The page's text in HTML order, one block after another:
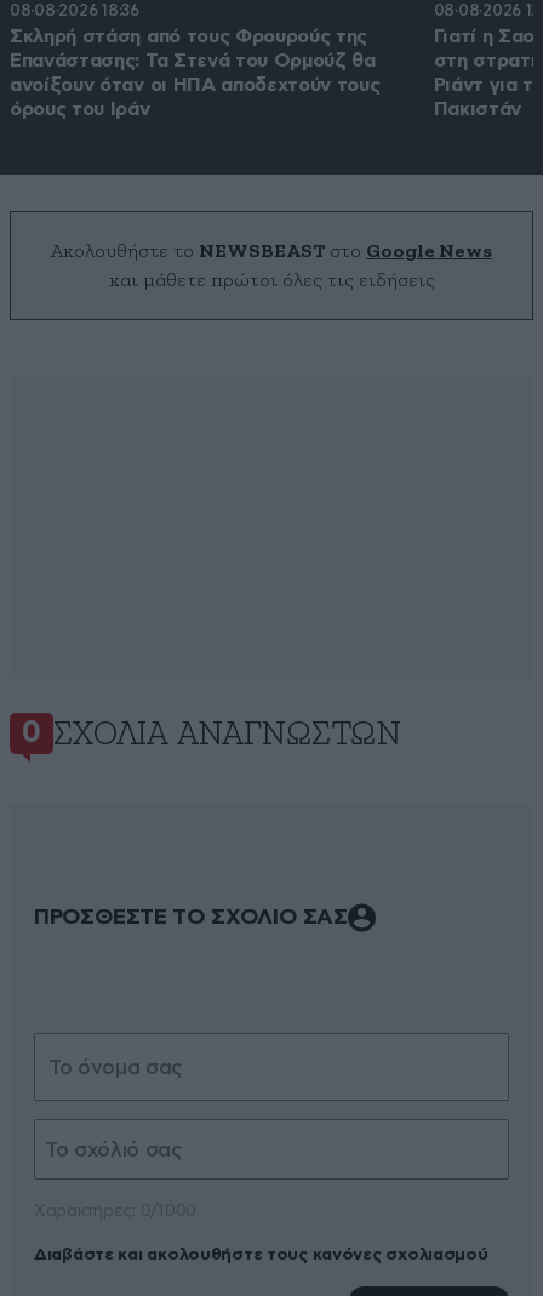
08·08·2026 18:36
Σκληρή στάση από τους Φρουρούς της
Επανάστασης: Τα Στενά του Ορμούζ θα
ανοίξουν όταν οι ΗΠΑ αποδεχτούν τους
όρους του Ιράν
08·08·2026
Γιατί η
στη
Ριάντ για
Πακιστάν
Ακολουθήστε το NEWSBEAST στο Google News
και μάθετε πρώτοι όλες τις ειδήσεις
0 ΣΧΌΛΙΑ ΑΝΑΓΝΩΣΤΏΝ
ΠΡΟΣΘΕΣΤΕ ΤΟ ΣΧΟΛΙΟ ΣΑΣ
Διαβάστε και ακολουθήστε τους κανόνες σχολιασμού